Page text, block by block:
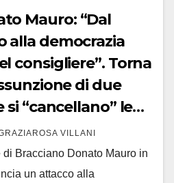
Mauro: “Dal
alla democrazia
consigliere”. Torna
di due
“cancellano” le
VILLANI
di Bracciano Donato Mauro in
un attacco alla